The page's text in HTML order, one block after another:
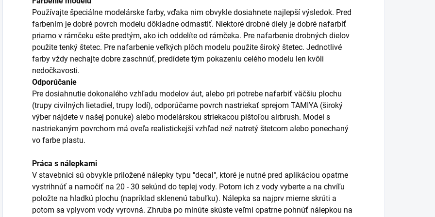
Používajte špeciálne modelárske farby, vďaka nim obvykle dosiahnete najlepší výsledok. Pred
farbením je dobré povrch modelu dôkladne odmastiť. Niektoré drobné diely je dobré nafarbiť
priamo v rámčeku ešte predtým, ako ich oddelíte od rámčeka. Pre nafarbenie drobných dielov
použite tenký štetec. Pre nafarbenie veľkých plôch modelu použite široký štetec. Jednotlivé
farby vždy nechajte dobre zaschnúť, predídete tým pokazeniu celého modelu len kvôli
nedočkavosti.
Odporúčanie
Pre dosiahnutie dokonalého vzhľadu modelov áut, alebo pri potrebe nafarbiť väčšiu plochu
(trupy civilných lietadiel, trupy lodí), odporúčame povrch nastriekať sprejom TAMIYA (široký
výber nájdete v našej ponuke) alebo modelárskou striekacou pištoľou airbrush. Model s
nastriekaným povrchom má oveľa realistickejší vzhľad než natretý štetcom alebo ponechaný
vo farbe plastu.
Práca s nálepkami
V stavebnici sú obvykle priložené nálepky typu "decal", ktoré je nutné pred aplikáciou opatrne
vystrihnúť a namočiť na 20 - 30 sekúnd do teplej vody. Potom ich z vody vyberte a na chvíľu
položte na hladkú plochu (napríklad sklenenú tabuľku). Nálepka sa najprv mierne skrúti a
potom sa vplyvom vody vyrovná. Zhruba po minúte skúste veľmi opatrne pohnúť nálepkou na